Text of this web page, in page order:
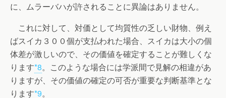
に、ムラーバハが許されることに異論はありません。
これに対して、対価として均質性の乏しい財物、例え
ばスイカ３００個が支払われた場合、スイカは大小の個
体差が激しいので、その価値を確定することが難しくな
ります*8。このような場合には学派間で見解の相違があ
りますが、その価値の確定の可否が重要な判断基準とな
ります*9。